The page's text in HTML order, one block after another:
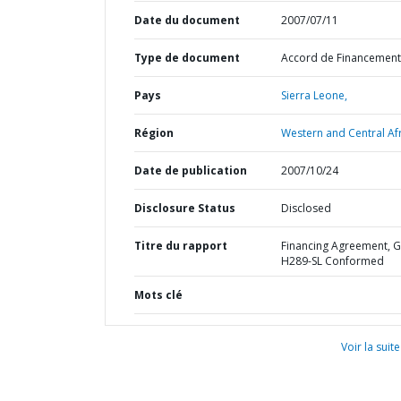
Date du document 2007/07/11
Type de document Accord de Financement
Pays Sierra Leone,
Région Western and Central
Date de publication 2007/10/24
Disclosure Status Disclosed
Titre du rapport
Financing Agreement,
H289-SL Conformed
Mots clé
Voir la suite